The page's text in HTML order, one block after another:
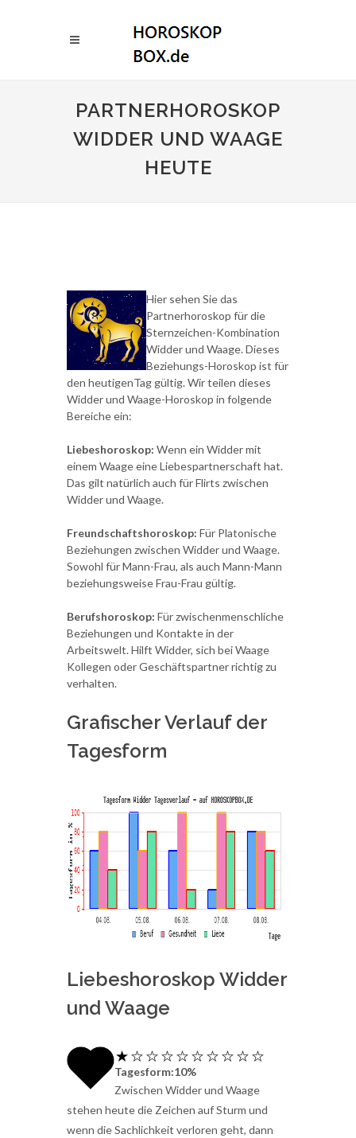
PARTNERHOROSKOP
WIDDER UND WAAGE
HEUTE
Hier sehen Sie das
Partnerhoroskop für die
Sternzeichen-Kombination
Widder und Waage. Dieses
Beziehungs-Horoskop ist für
den heutigenTag gültig. Wir teilen dieses
Widder und Waage-Horoskop in folgende
Bereiche ein:
Liebeshoroskop: Wenn ein Widder mit
einem Waage eine Liebespartnerschaft hat.
Das gilt natürlich auch für Flirts zwischen
Widder und Waage.
Freundschaftshoroskop: Für Platonische
Beziehungen zwischen Widder und Waage.
Sowohl für Mann-Frau, als auch Mann-Mann
beziehungsweise Frau-Frau gültig.
Berufshoroskop: Für zwischenmenschliche
Beziehungen und Kontakte in der
Arbeitswelt. Hilft Widder, sich bei Waage
Kollegen oder Geschäftspartner richtig zu
verhalten.
Grafischer Verlauf der
Tagesform
Liebeshoroskop Widder
und Waage
Tagesform:10%
Zwischen Widder und Waage
stehen heute die Zeichen auf Sturm und
wenn die Sachlichkeit verloren geht, dann